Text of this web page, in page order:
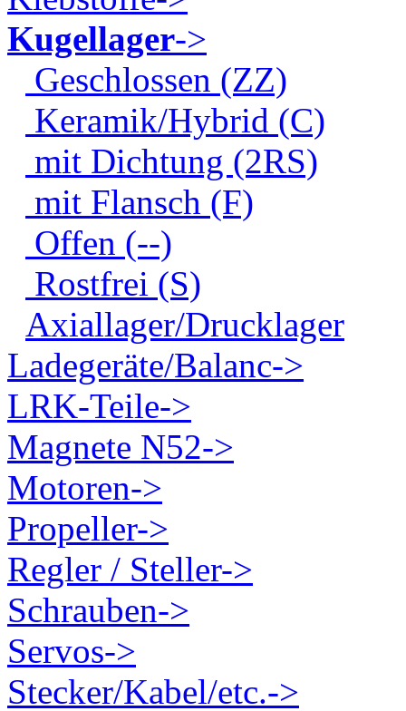
Kugellager->
Geschlossen (ZZ)
Keramik/Hybrid (C)
mit Dichtung (2RS)
mit Flansch (F)
Offen (--)
Rostfrei (S)
Axiallager/Drucklager
Ladegeräte/Balanc->
LRK-Teile->
Magnete N52->
Motoren->
Propeller->
Regler / Steller->
Schrauben->
Servos->
Stecker/Kabel/etc.->